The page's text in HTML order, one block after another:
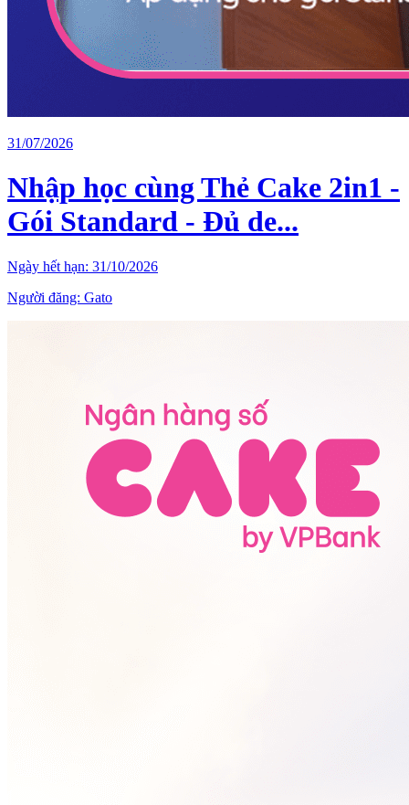
31/07/2026
Nhập học cùng Thẻ Cake 2in1 -
Gói Standard - Đủ de...
Ngày hết hạn: 31/10/2026
Người đăng: Gato